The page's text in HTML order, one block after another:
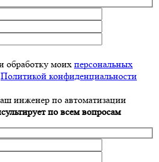
обработку моих персональных
Политикой конфиденциальности
инженер по автоматизации
по всем вопросам